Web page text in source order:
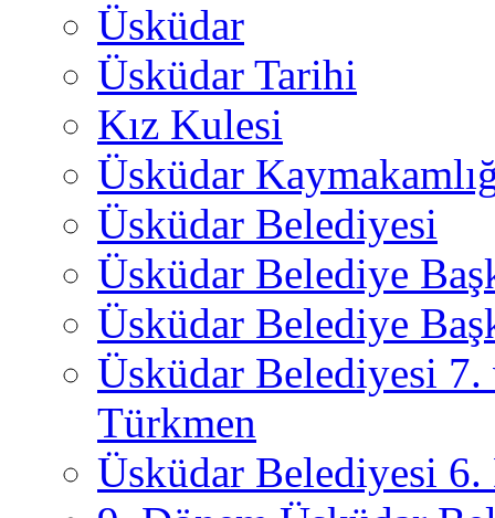
Üsküdar
Üsküdar Tarihi
Kız Kulesi
Üsküdar
Üsküdar Belediyesi
Üsküdar Belediye
Üsküdar Belediye
Üsküdar Belediyesi
Türkmen
Üsküdar Belediyesi 6.